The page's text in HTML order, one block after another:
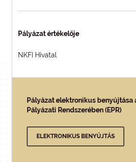
Pályázat értékelője
NKFI Hivatal
Pályázat elektronikus benyújtása
Pályázati Rendszerében (EPR)
ELEKTRONIKUS BENYÚJTÁS